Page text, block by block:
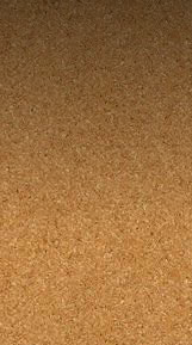
Лингуст
Английский
Немецкий
Французский
Испанский
Итальянский
Латинский